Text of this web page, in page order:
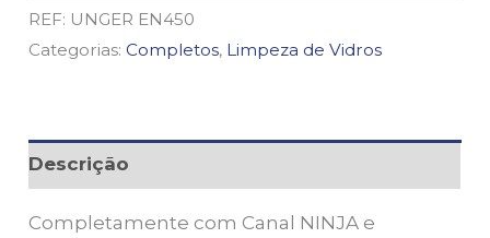
REF: UNGER EN450
Categorias:Completos, Limpeza de Vidros
Descrição
Completamente com Canal NINJA e